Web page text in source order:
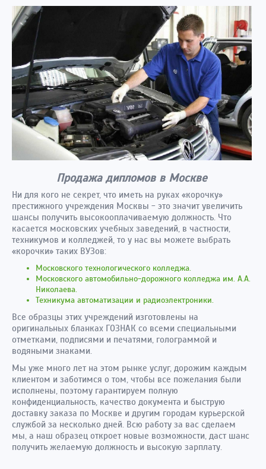
Продажа дипломов в Москве
Ни для кого не секрет, что иметь на руках «корочку»
престижного учреждения Москвы - это значит увеличить
шансы получить высокооплачиваемую должность. Что
касается московских учебных заведений, в частности,
техникумов и колледжей, то у нас вы можете выбрать
«корочки» таких ВУЗов:
Московского технологического колледжа.
Московского автомобильно-дорожного колледжа им. А.А.
Николаева.
Техникума автоматизации и радиоэлектроники.
Все образцы этих учреждений изготовлены на
оригинальных бланках ГОЗНАК со всеми специальными
отметками, подписями и печатями, голограммой и
водяными знаками.
Мы уже много лет на этом рынке услуг, дорожим каждым
клиентом и заботимся о том, чтобы все пожелания были
исполнены, поэтому гарантируем полную
конфиденциальность, качество документа и быструю
доставку заказа по Москве и другим городам курьерской
службой за несколько дней. Всю работу за вас сделаем
мы, а наш образец откроет новые возможности, даст шанс
получить желаемую должность и высокую зарплату.